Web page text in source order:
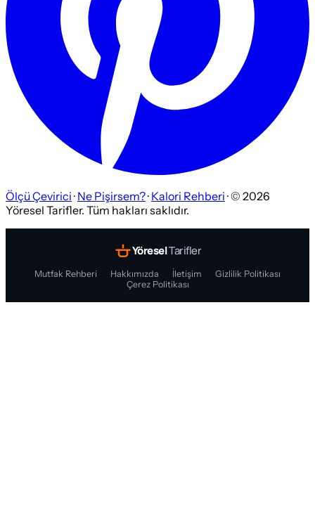
Ölçü Çevirici · Ne Pişirsem?· Kalori Rehberi · © 2026
Yöresel Tarifler. Tüm hakları saklıdır.
YöreselTarifler
Mutfak Rehberi Hakkımızda İletişim
Gizlilik Politikası
Çerez Politikası